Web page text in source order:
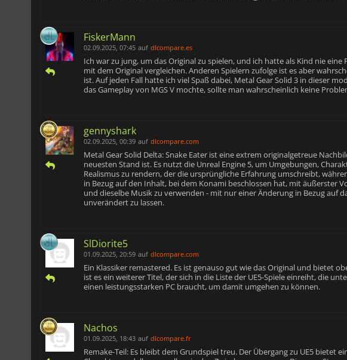
FiskerMann
02.09.2025, 07:45 auf dlcompare.es
Ich war zu jung, um das Original zu spielen, und ich hatte als Kind nie eine
mit dem Original vergleichen. Anderen Spielern zufolge ist es aber
ist. Auf jeden Fall hatte ich viel Spaß dabei, Metal Gear Solid 3 in dieser
das Gameplay von MGS V mochte, sollte man wahrscheinlich keine
gennyshark
02.09.2025, 00:39 auf dlcompare.com
Metal Gear Solid Delta: Snake Eater ist eine extrem originalgetreue
neuesten Stand ist. Es nutzt die Unreal Engine 5, um Umgebungen,
Realismus zu rendern, der die ursprüngliche Erfahrung umschreibt,
in Bezug auf den Inhalt, bei dem Konami beschlossen hat, mit äußerster
und dieselbe Musik zu verwenden - mit nur einer Änderung in Bezug auf
unverändert zu lassen.
SlDiorite5
01.09.2025, 20:59 auf dlcompare.com
Ein Klassiker remastered. Es ist genauso gut wie das Original und bietet
ist es ein weiterer Titel, der sich in die Liste der UE5-Spiele einreiht, die
einen leistungsstarken PC braucht, um damit umgehen zu können.
Nachos
01.09.2025, 18:43 auf dlcompare.fr
Remake-Teil: Es bleibt dem Grundspiel treu. Der Übergang zu UE5 bietet